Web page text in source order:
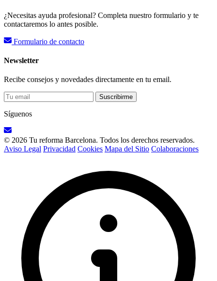
¿Necesitas ayuda profesional? Completa nuestro formulario y te
contactaremos lo antes posible.
Formulario de contacto
Newsletter
Recibe consejos y novedades directamente en tu email.
Suscribirme
Síguenos
© 2026 Tu reforma Barcelona. Todos los derechos reservados.
Aviso Legal Privacidad Cookies Mapa del Sitio Colaboraciones